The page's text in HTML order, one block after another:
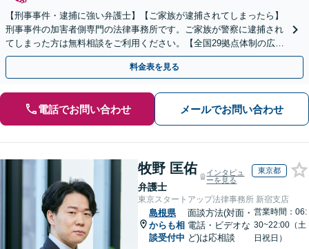
【刑事事件・逮捕に強い弁護士】【ご家族が逮捕されてしまったら】
刑事事件の加害者側専門の法律事務所です。ご家族が警察に逮捕され
てしまった方は無料相談をご利用ください。【全国29拠点体制の広域
対応】【弁護士待機中/当日中の電話相談可(予約制)】
料金表を見る
電話でお問い合わせ メールでお問い合わせ
牧野 匡佑
弁護士
インタビュ
ーを見る
東京都
東京スタートアップ法律事務所 新宿支店
島根県
からも相
談受付中
面談方法(対面・
電話・ビデオな
ど)は応相談
営業時間：06:
30~22:00（土
日祝日）